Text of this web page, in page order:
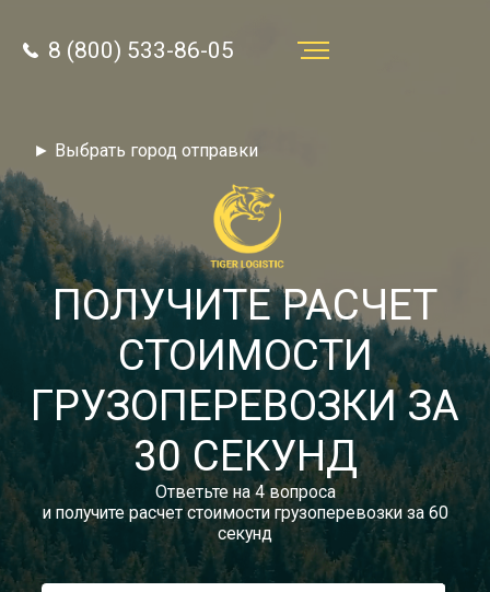
8 (800) 533-86-05
Звонок по России бесплатный
autotransport24@yandex.ru
Заказать звонок
Тарифы
Отзывы
Статьи
Новости
Документы
► Выбрать город отправки
8 (800) 533-86-05
ПОЛУЧИТЕ РАСЧЕТ
СТОИМОСТИ
ГРУЗОПЕРЕВОЗКИ ЗА
30 СЕКУНД
Ответьте на 4 вопроса
и получите расчет стоимости грузоперевозки за 60
секунд